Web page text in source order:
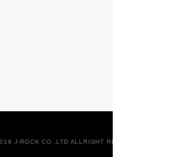
J-ROCK CO.,LTD ALLRIGHT RESERVED.